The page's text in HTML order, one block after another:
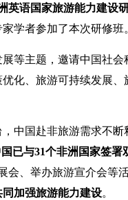
英语国家旅游能力建设
学者参加了本次研修班
等主题，邀请中国社
化、旅游可持续发展
中国赴非旅游需求不
已与31个非洲国家签署
会、举办旅游宣介会等
加强旅游能力建设。